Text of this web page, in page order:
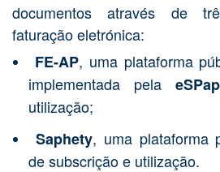
documentos através de
faturação eletrónica:
FE-AP, uma plataforma
implementada pela eSPap
utilização;
Saphety, uma plataforma
de subscrição e utilização.